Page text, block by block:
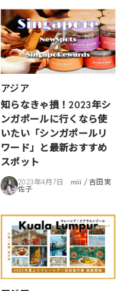
アジア
知らなきゃ損！2023年シ
ンガポールに行くなら使
いたい「シンガポールリ
ワード」と最新おすすめ
スポット
2023年4月7日
miii / 吉田実
佐子